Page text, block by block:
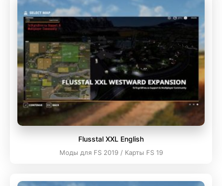
Flusstal XXL English
Моды для FS 2019 / Карты FS 19